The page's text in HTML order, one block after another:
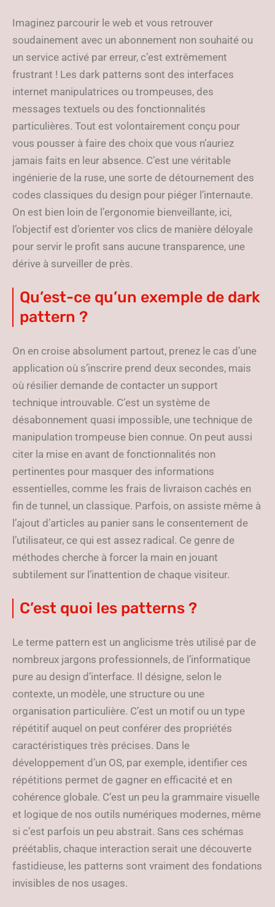
Imaginez parcourir le web et vous retrouver
soudainement avec un abonnement non souhaité ou
un service activé par erreur, c’est extrêmement
frustrant ! Les dark patterns sont des interfaces
internet manipulatrices ou trompeuses, des
messages textuels ou des fonctionnalités
particulières. Tout est volontairement conçu pour
vous pousser à faire des choix que vous n’auriez
jamais faits en leur absence. C’est une véritable
ingénierie de la ruse, une sorte de détournement des
codes classiques du design pour piéger l’internaute.
On est bien loin de l’ergonomie bienveillante, ici,
l’objectif est d’orienter vos clics de manière déloyale
pour servir le profit sans aucune transparence, une
dérive à surveiller de près.
Qu’est-ce qu’un exemple de dark
pattern ?
On en croise absolument partout, prenez le cas d’une
application où s’inscrire prend deux secondes, mais
où résilier demande de contacter un support
technique introuvable. C’est un système de
désabonnement quasi impossible, une technique de
manipulation trompeuse bien connue. On peut aussi
citer la mise en avant de fonctionnalités non
pertinentes pour masquer des informations
essentielles, comme les frais de livraison cachés en
fin de tunnel, un classique. Parfois, on assiste même à
l’ajout d’articles au panier sans le consentement de
l’utilisateur, ce qui est assez radical. Ce genre de
méthodes cherche à forcer la main en jouant
subtilement sur l’inattention de chaque visiteur.
C’est quoi les patterns ?
Le terme pattern est un anglicisme très utilisé par de
nombreux jargons professionnels, de l’informatique
pure au design d’interface. Il désigne, selon le
contexte, un modèle, une structure ou une
organisation particulière. C’est un motif ou un type
répétitif auquel on peut conférer des propriétés
caractéristiques très précises. Dans le
développement d’un OS, par exemple, identifier ces
répétitions permet de gagner en efficacité et en
cohérence globale. C’est un peu la grammaire visuelle
et logique de nos outils numériques modernes, même
si c’est parfois un peu abstrait. Sans ces schémas
préétablis, chaque interaction serait une découverte
fastidieuse, les patterns sont vraiment des fondations
invisibles de nos usages.